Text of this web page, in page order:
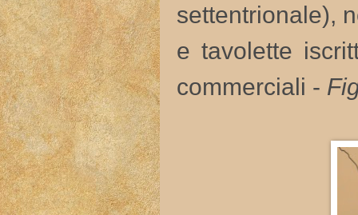
settentrionale),
e tavolette
commerciali -